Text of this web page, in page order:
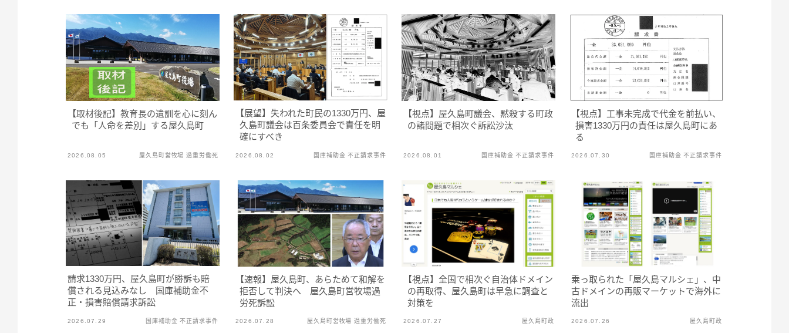
【取材後記】教育長の遺訓を心に刻ん
でも「人命を差別」する屋久島町
2026.08.05 屋久島町営牧場 過重労働死
【展望】失われた町民の1330万円、屋
久島町議会は百条委員会で責任を明
確にすべき
2026.08.02 国庫補助金 不正請求事件
【視点】屋久島町議会、黙殺する町政
の諸問題で相次ぐ訴訟沙汰
2026.08.01 国庫補助金 不正請求事件
【視点】工事未完成で代金を前払い、
損害1330万円の責任は屋久島町にあ
る
2026.07.30 国庫補助金 不正請求事件
請求1330万円、屋久島町が勝訴も賠
償される見込みなし 国庫補助金不
正・損害賠償請求訴訟
2026.07.29 国庫補助金 不正請求事件
【速報】屋久島町、あらためて和解を
拒否して判決へ 屋久島町営牧場過
労死訴訟
2026.07.28 屋久島町営牧場 過重労働死
【視点】全国で相次ぐ自治体ドメイン
の再取得、屋久島町は早急に調査と
対策を
2026.07.27 屋久島町政
乗っ取られた「屋久島マルシェ」、中
古ドメインの再販マーケットで海外に
流出
2026.07.26 屋久島町政